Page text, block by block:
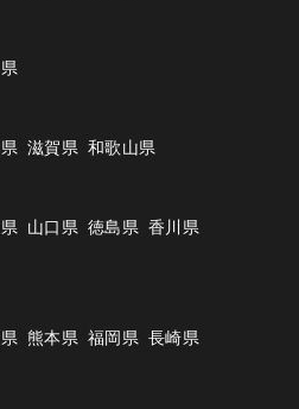
滋賀県 和歌山県
山口県 徳島県 香川県
熊本県 福岡県 長崎県